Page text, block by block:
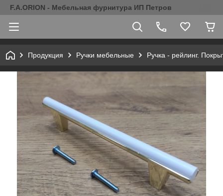
F.A.ORION - Мебельная фурнитура ИП Петров
Продукция Ручки мебельные Ручка - рейлинг.